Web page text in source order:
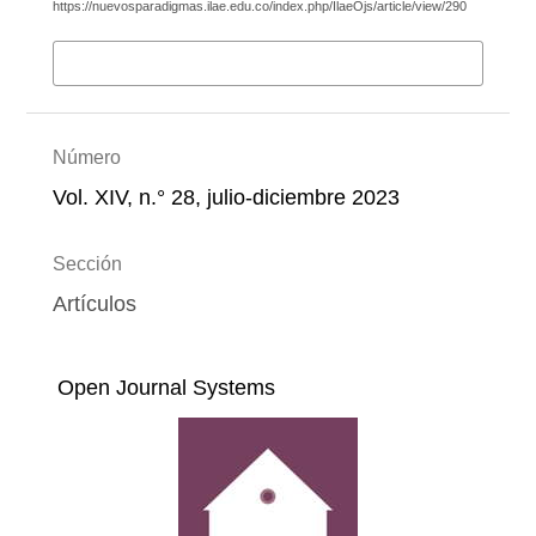
https://nuevosparadigmas.ilae.edu.co/index.php/IlaeOjs/article/view/290
Número
Vol. XIV, n.° 28, julio-diciembre 2023
Sección
Artículos
Open Journal Systems